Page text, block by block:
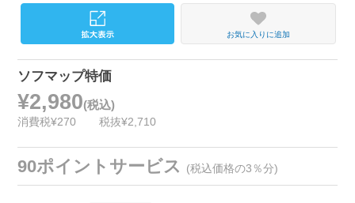
お気に入りに追加
ソフマップ特価
¥2,980(税込)
消費税¥270 税抜¥2,710
90ポイントサービス (税込価格の3％分)